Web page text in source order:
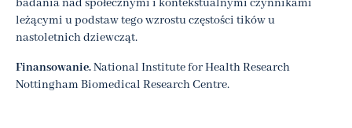
badania nad społecznymi i kontekstualnymi czynnikami
leżącymi u podstaw tego wzrostu częstości tików u
nastoletnich dziewcząt.
Finansowanie.National Institute for Health Research
Nottingham Biomedical Research Centre.